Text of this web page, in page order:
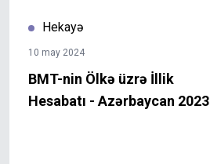
Hekayə
10 may 2024
BMT-nin Ölkə üzrə İllik
Hesabatı - Azərbaycan 2023